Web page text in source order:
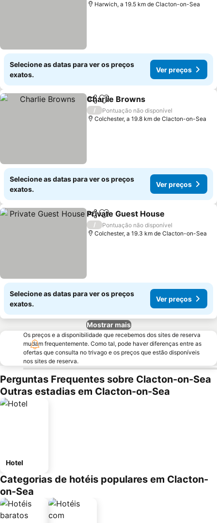
Harwich, a 19.5 km de Clacton-on-Sea
Selecione as datas para ver os preços
exatos.
Ver preços
PartilharAdicionar aos favoritos
Charlie Browns
/
Pontuação não disponível
Colchester, a 19.8 km de Clacton-on-Sea
Selecione as datas para ver os preços
exatos.
Ver preços
PartilharAdicionar aos favoritos
Private Guest House
/
Pontuação não disponível
Colchester, a 19.3 km de Clacton-on-Sea
Selecione as datas para ver os preços
exatos.
Ver preços
Mostrar mais
Os preços e a disponibilidade que recebemos dos sites de reserva
mudam frequentemente. Como tal, pode haver diferenças entre as
ofertas que consulta no trivago e os preços que estão disponíveis
nos sites de reserva.
Perguntas Frequentes sobre Clacton-on-Sea
Outras estadias em Clacton-on-Sea
Hotel
Categorias de hotéis populares em Clacton-
on-Sea